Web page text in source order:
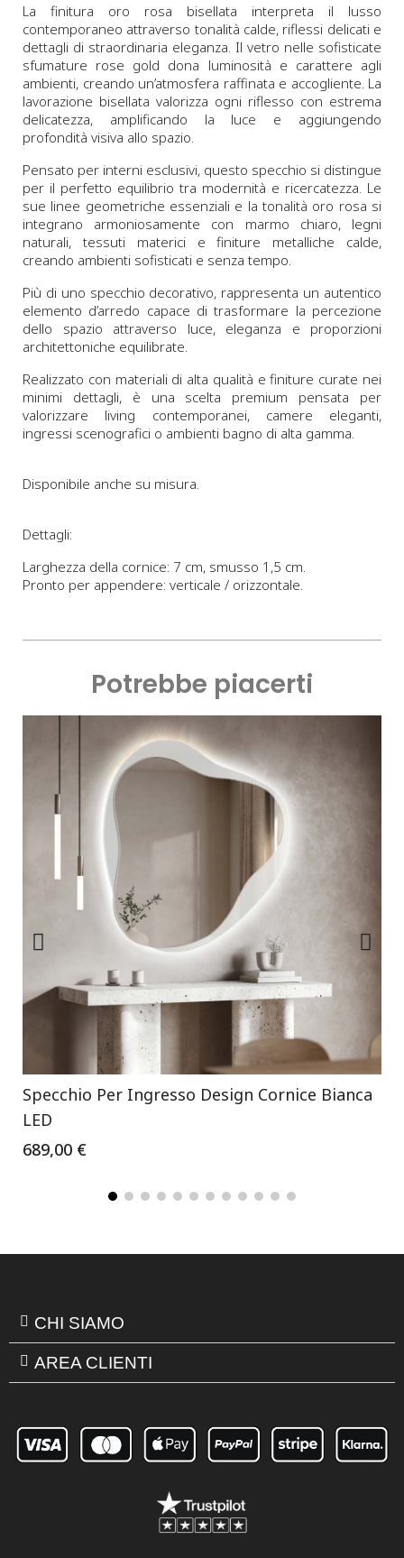
La finitura oro rosa bisellata interpreta il lusso
contemporaneo attraverso tonalità calde, riflessi delicati e
dettagli di straordinaria eleganza. Il vetro nelle sofisticate
sfumature rose gold dona luminosità e carattere agli
ambienti, creando un’atmosfera raffinata e accogliente. La
lavorazione bisellata valorizza ogni riflesso con estrema
delicatezza, amplificando la luce e aggiungendo
profondità visiva allo spazio.
Pensato per interni esclusivi, questo specchio si distingue
per il perfetto equilibrio tra modernità e ricercatezza. Le
sue linee geometriche essenziali e la tonalità oro rosa si
integrano armoniosamente con marmo chiaro, legni
naturali, tessuti materici e finiture metalliche calde,
creando ambienti sofisticati e senza tempo.
Più di uno specchio decorativo, rappresenta un autentico
elemento d’arredo capace di trasformare la percezione
dello spazio attraverso luce, eleganza e proporzioni
architettoniche equilibrate.
Realizzato con materiali di alta qualità e finiture curate nei
minimi dettagli, è una scelta premium pensata per
valorizzare living contemporanei, camere eleganti,
ingressi scenografici o ambienti bagno di alta gamma.
Disponibile anche su misura.
Dettagli:
Larghezza della cornice: 7 cm, smusso 1,5 cm.
Pronto per appendere: verticale / orizzontale.
Potrebbe piacerti
Specchio Per Ingresso Design Cornice Bianca
LED
689,00 €
CHI SIAMO
AREA CLIENTI